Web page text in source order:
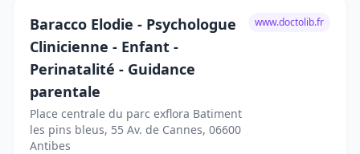
Baracco Elodie - Psychologue
Clinicienne - Enfant -
Perinatalité - Guidance
parentale
Place centrale du parc exflora Batiment
les pins bleus, 55 Av. de Cannes, 06600
Antibes
www.doctolib.fr